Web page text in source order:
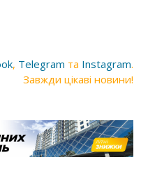
, Telegram та Instagram.
Завжди цікаві новини!